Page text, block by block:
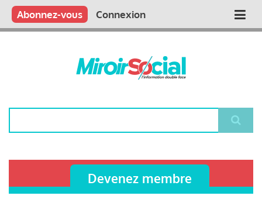
Aller
contenu
Main
Qui sommes nous ?
Vous publiez
Nous publions
Contactez-nous
Abonnez-vous Connexion
Devenez membre